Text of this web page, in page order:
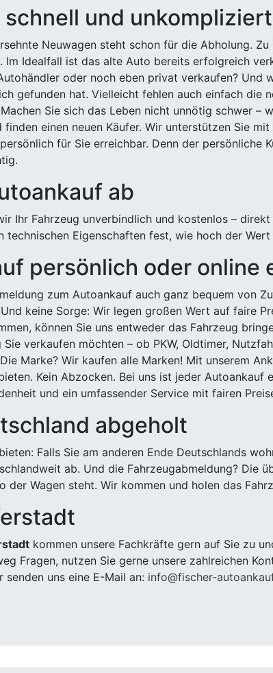
schnell und
Neuwagen steht schon für die Abholung.
Im Idealfall ist das alte Auto bereits erfolgreich
oder noch eben privat verkaufen? Und
gefunden hat. Vielleicht fehlen auch einfach die
Sie sich das Leben nicht unnötig schwer –
einen neuen Käufer. Wir unterstützen Sie
für Sie erreichbar. Denn der persönliche
ab
Ihr Fahrzeug unverbindlich und kostenlos –
technischen Eigenschaften fest, wie hoch der
persönlich oder online
zum Autoankauf auch ganz bequem von
keine Sorge: Wir legen großen Wert auf faire
können Sie uns entweder das Fahrzeug
verkaufen möchten – ob PKW, Oldtimer,
Marke? Wir kaufen alle Marken! Mit unserem
Kein Abzocken. Bei uns ist jeder Autoankauf
und ein umfassender Service mit fairen
abgeholt
Falls Sie am anderen Ende Deutschlands
ab. Und die Fahrzeugabmeldung? Die
der Wagen steht. Wir kommen und holen das
kommen unsere Fachkräfte gern auf Sie zu
Fragen, nutzen Sie gerne unsere zahlreichen
senden uns eine E-Mail an: info@fischer-